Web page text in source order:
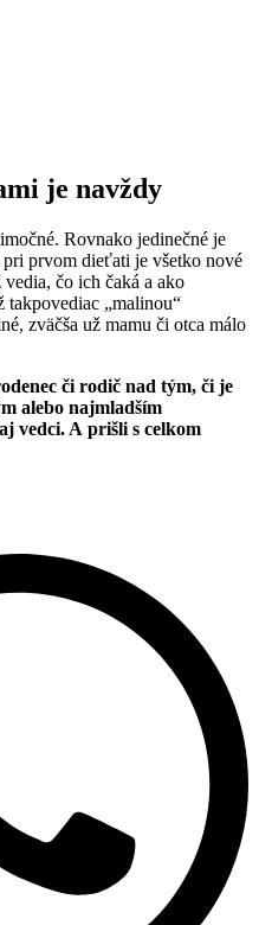
je navždy
Rovnako jedinečné je
prvom dieťati je všetko nové
čo ich čaká a ako
takpovediac „malinou“
zväčša už mamu či otca málo
či rodič nad tým, či je
alebo najmladším
vedci. A prišli s celkom